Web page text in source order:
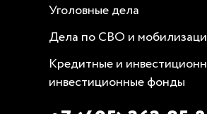
Уголовные дела
Дела по СВО и
Кредитные и
инвестиционные фонды